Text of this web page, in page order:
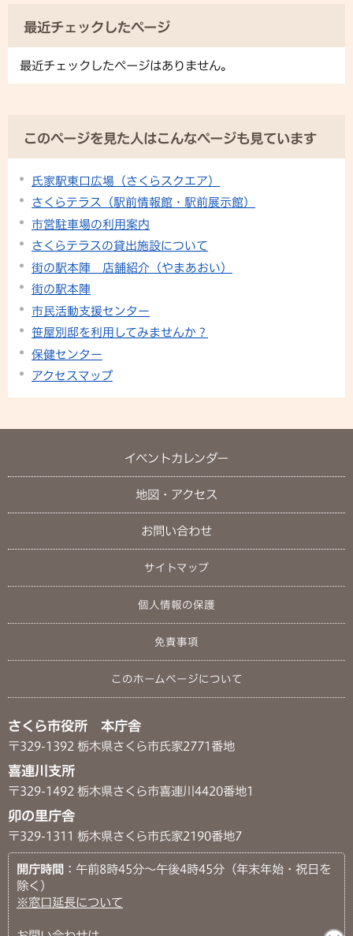
最近チェックしたページ
最近チェックしたページはありません。
このページを見た人はこんなページも見ています
氏家駅東口広場（さくらスクエア）
さくらテラス（駅前情報館・駅前展示館）
市営駐車場の利用案内
さくらテラスの貸出施設について
街の駅本陣 店舗紹介（やまあおい）
街の駅本陣
市民活動支援センター
笹屋別邸を利用してみませんか？
保健センター
アクセスマップ
イベントカレンダー
地図・アクセス
お問い合わせ
サイトマップ
個人情報の保護
免責事項
このホームページについて
さくら市役所 本庁舎
〒329-1392 栃木県さくら市氏家2771番地
喜連川支所
〒329-1492 栃木県さくら市喜連川4420番地1
卯の里庁舎
〒329-1311 栃木県さくら市氏家2190番地7
開庁時間 ：午前8時45分～午後4時45分（年末年始・祝日を
除く）
※窓口延長について